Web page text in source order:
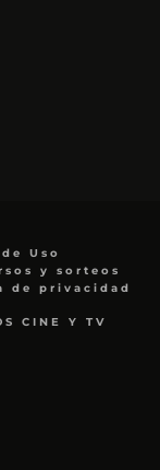
Uso
y sorteos
de privacidad
CINE Y TV